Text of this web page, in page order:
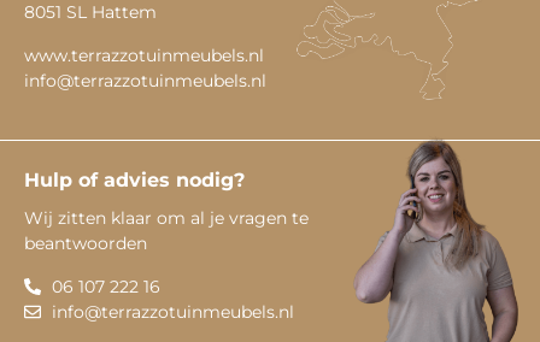
8051 SL Hattem
www.terrazzotuinmeubels.nl
info@terrazzotuinmeubels.nl
Hulp of advies nodig?
Wij zitten klaar om al je vragen te
beantwoorden
06 107 222 16
info@terrazzotuinmeubels.nl